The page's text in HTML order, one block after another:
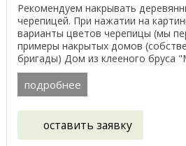
Рекомендуем накрывать
черепицей. При нажатии на
варианты цветов черепицы (мы
примеры накрытых домов
бригады) Дом из клееного бруса
подробнее
оставить заявку